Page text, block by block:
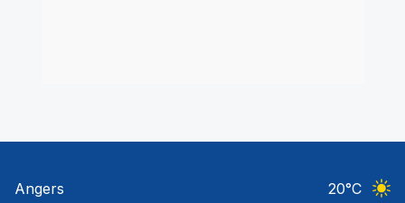
Angers 20°C